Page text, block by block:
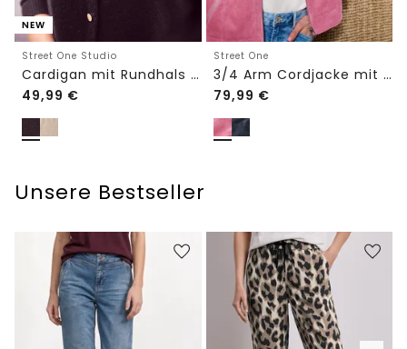
NEW
Street One Studio
Cardigan mit Rundhals und Knöpfen
49,99 €
Street One
3/4 Arm Cordjacke mit Hemdkragen
79,99 €
Unsere Bestseller